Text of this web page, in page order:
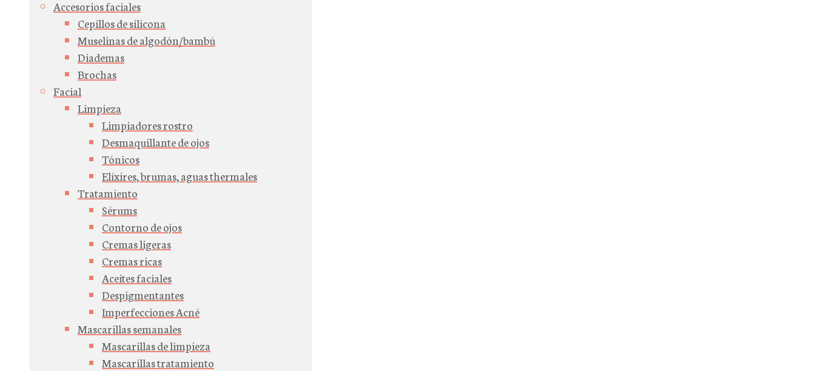
Accesorios faciales
Cepillos de silicona
Muselinas de algodón/bambú
Diademas
Brochas
Facial
Limpieza
Limpiadores rostro
Desmaquillante de ojos
Tónicos
Elíxires, brumas, aguas thermales
Tratamiento
Sérums
Contorno de ojos
Cremas ligeras
Cremas ricas
Aceites faciales
Despigmentantes
Imperfecciones Acné
Mascarillas semanales
Mascarillas de limpieza
Mascarillas tratamiento